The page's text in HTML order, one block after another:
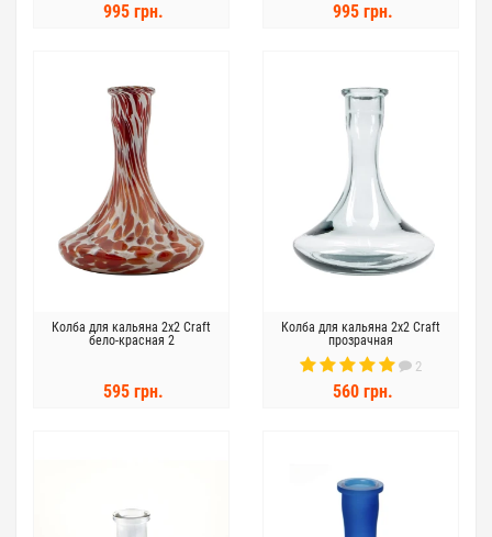
995 грн. 995 грн.
Колба для кальяна 2x2 Craft
бело-красная 2
595 грн.
Колба для кальяна 2x2 Craft
прозрачная
2
560 грн.